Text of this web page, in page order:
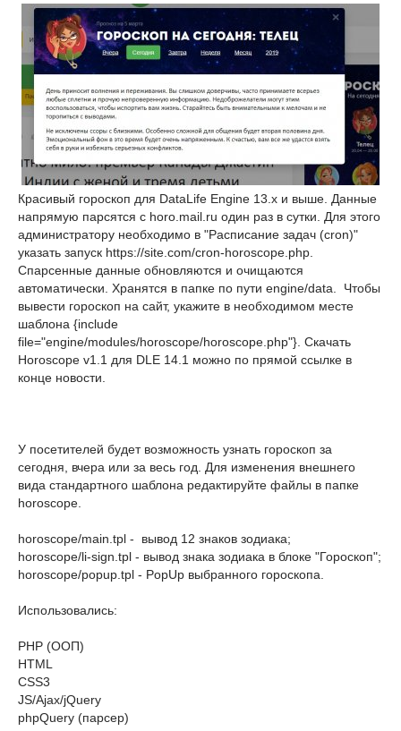
Красивый гороскоп для DataLife Engine 13.x и выше. Данные
напрямую парсятся с horo.mail.ru один раз в сутки. Для этого
администратору необходимо в "Расписание задач (cron)"
указать запуск https://site.com/cron-horoscope.php.
Спарсенные данные обновляются и очищаются
автоматически. Хранятся в папке по пути engine/data. Чтобы
вывести гороскоп на сайт, укажите в необходимом месте
шаблона {include
file="engine/modules/horoscope/horoscope.php"}. Скачать
Horoscope v1.1 для DLE 14.1 можно по прямой ссылке в
конце новости.
У посетителей будет возможность узнать гороскоп за
сегодня, вчера или за весь год. Для изменения внешнего
вида стандартного шаблона редактируйте файлы в папке
horoscope.
horoscope/main.tpl - вывод 12 знаков зодиака;
horoscope/li-sign.tpl - вывод знака зодиака в блоке "Гороскоп";
horoscope/popup.tpl - PopUp выбранного гороскопа.
Использовались:
PHP (ООП)
HTML
CSS3
JS/Ajax/jQuery
phpQuery (парсер)